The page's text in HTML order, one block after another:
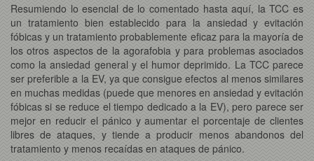
Resumiendo lo esencial de lo comentado hasta aquí, la TCC es
un tratamiento bien establecido para la ansiedad y evitación
fóbicas y un tratamiento probablemente eficaz para la mayoría de
los otros aspectos de la agorafobia y para problemas asociados
como la ansiedad general y el humor deprimido. La TCC parece
ser preferible a la EV, ya que consigue efectos al menos similares
en muchas medidas (puede que menores en ansiedad y evitación
fóbicas si se reduce el tiempo dedicado a la EV), pero parece ser
mejor en reducir el pánico y aumentar el porcentaje de clientes
libres de ataques, y tiende a producir menos abandonos del
tratamiento y menos recaídas en ataques de pánico.